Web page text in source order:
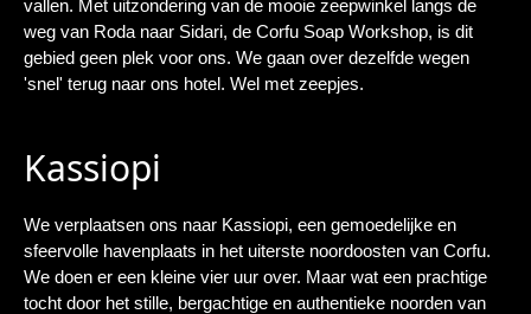
vallen. Met uitzondering van de mooie zeepwinkel langs de
weg van Roda naar Sidari, de Corfu Soap Workshop, is dit
gebied geen plek voor ons. We gaan over dezelfde wegen
'snel' terug naar ons hotel. Wel met zeepjes.
Kassiopi
We verplaatsen ons naar Kassiopi, een gemoedelijke en
sfeervolle havenplaats in het uiterste noordoosten van Corfu.
We doen er een kleine vier uur over. Maar wat een prachtige
tocht door het stille, bergachtige en authentieke noorden van